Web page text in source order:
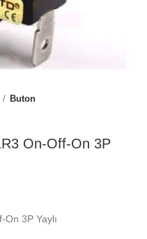
Buton
On-Off-On 3P
3P Yaylı